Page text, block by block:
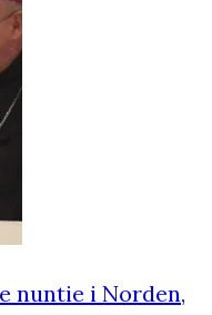
nuntie i Norden,